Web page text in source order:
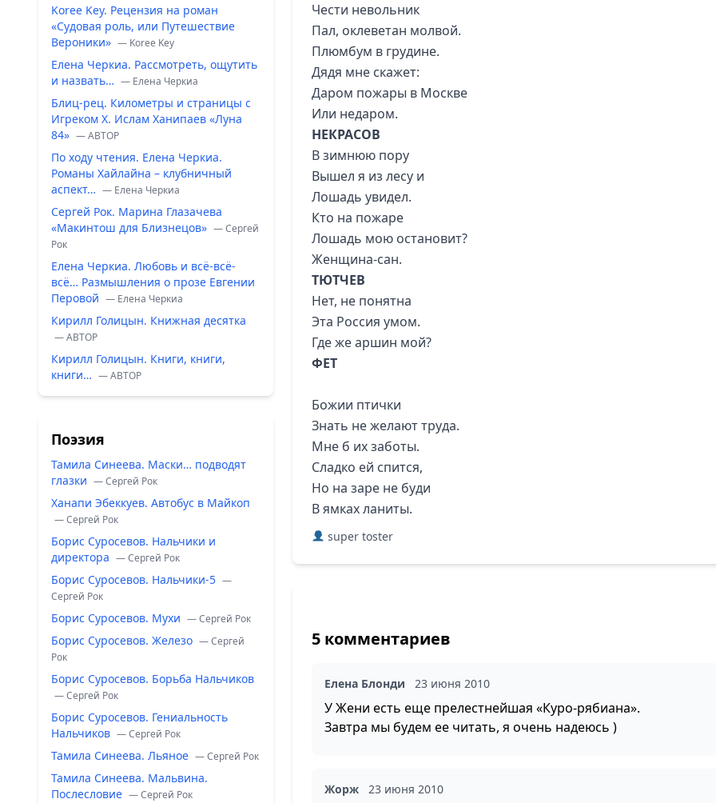
Koree Key. Рецензия на роман
«Судовая роль, или Путешествие
Вероники» — Koree Key
Елена Черкиа. Рассмотреть, ощутить
и назвать… — Елена Черкиа
Блиц-рец. Километры и страницы с
Игреком Х. Ислам Ханипаев «Луна
84» — ABTOP
По ходу чтения. Елена Черкиа.
Романы Хайлайна – клубничный
аспект… — Елена Черкиа
Сергей Рок. Марина Глазачева
«Макинтош для Близнецов» — Сергей
Рок
Елена Черкиа. Любовь и всё-всё-
всё… Размышления о прозе Евгении
Перовой — Елена Черкиа
Кирилл Голицын. Книжная десятка
— ABTOP
Кирилл Голицын. Книги, книги,
книги… — ABTOP
Поэзия
Тамила Синеева. Маски… подводят
глазки — Сергей Рок
Ханапи Эбеккуев. Автобус в Майкоп
— Сергей Рок
Борис Суросевов. Нальчики и
директора — Сергей Рок
Борис Суросевов. Нальчики-5 —
Сергей Рок
Борис Суросевов. Мухи — Сергей Рок
Борис Суросевов. Железо — Сергей
Рок
Борис Суросевов. Борьба Нальчиков
— Сергей Рок
Борис Суросевов. Гениальность
Нальчиков — Сергей Рок
Тамила Синеева. Льяное — Сергей Рок
Тамила Синеева. Мальвина.
Послесловие — Сергей Рок
Чести невольник
Пал, оклеветан молвой.
Плюмбум в грудине.
Дядя мне скажет:
Даром пожары в Москве
Или недаром.
НЕКРАСОВ
В зимнюю пору
Вышел я из лесу и
Лошадь увидел.
Кто на пожаре
Лошадь мою остановит?
Женщина-сан.
ТЮТЧЕВ
Нет, не понятна
Эта Россия умом.
Где же аршин мой?
ФЕТ
Божии птички
Знать не желают труда.
Мне б их заботы.
Сладко ей спится,
Но на заре не буди
В ямках ланиты.
super toster
5 комментариев
Елена Блонди 23 июня 2010
У Жени есть еще прелестнейшая «Куро-рябиана».
Завтра мы будем ее читать, я очень надеюсь )
Жорж 23 июня 2010